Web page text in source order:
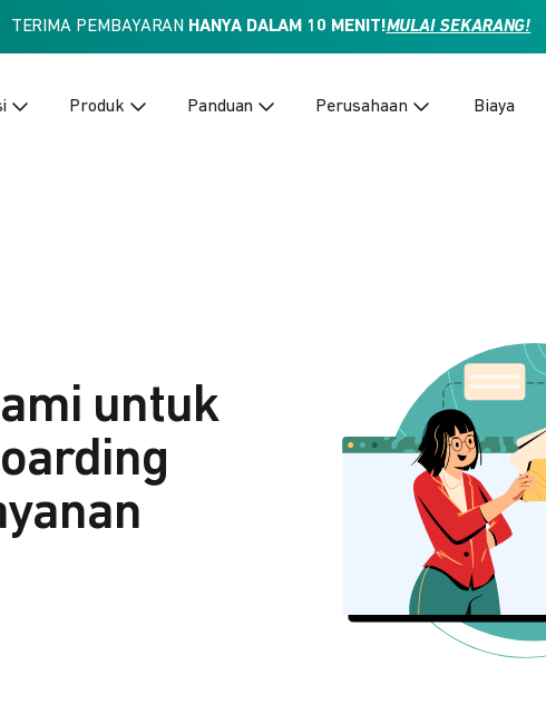
TERIMA PEMBAYARAN HANYA DALAM 10 MENIT!MULAI SEKARANG!
Produk Panduan Perusahaan Biaya
untuk